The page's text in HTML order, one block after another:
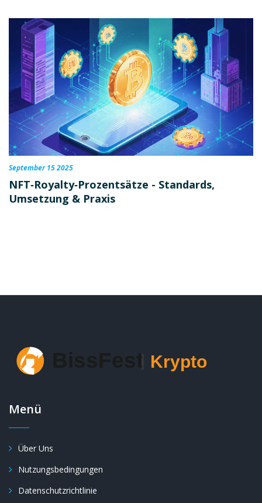
September 15 2025
NFT‑Royalty‑Prozentsätze - Standards,
Umsetzung & Praxis
Menü
Über Uns
Nutzungsbedingungen
Datenschutzrichtlinie